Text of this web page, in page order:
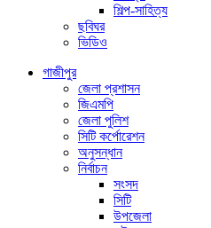
শিল্প-সাহিত্য
ছবিঘর
ভিডিও
গাজীপুর
জেলা প্রশাসন
জিএমপি
জেলা পুলিশ
সিটি কর্পোরেশন
অনুসন্ধান
নির্বাচন
সংসদ
সিটি
উপজেলা